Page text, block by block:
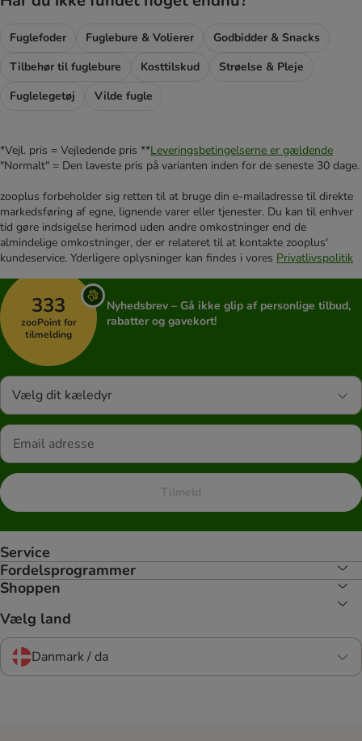
Fuglefoder Fuglebure & Volierer
Godbidder & Snacks
Tilbehør til fuglebure
Kosttilskud
Strøelse & Pleje
Fuglelegetøj
Vilde fugle
*Vejl. pris = Vejledende pris **Leveringsbetingelserne er gældende
"Normalt" = Den laveste pris på varianten inden for de seneste 30 dage.
zooplus forbeholder sig retten til at bruge din e-mailadresse til direkte
markedsføring af egne, lignende varer eller tjenester. Du kan til enhver
tid gøre indsigelse herimod uden andre omkostninger end de
almindelige omkostninger, der er relateret til at kontakte zooplus'
kundeservice. Yderligere oplysninger kan findes i vores Privatlivspolitik
333
zooPoint for
tilmelding
Nyhedsbrev – Gå ikke glip af personlige tilbud,
rabatter og gavekort!
Vælg dit kæledyr
Tilmeld
Service
Fordelsprogrammer
Shoppen
Vælg land
Danmark / da